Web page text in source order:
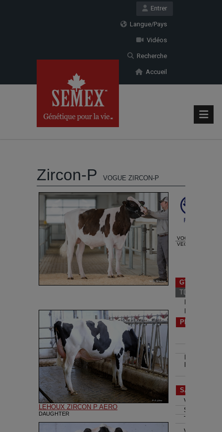
Entrer
Langue/Pays
Vidéos
Recherche
Accueil